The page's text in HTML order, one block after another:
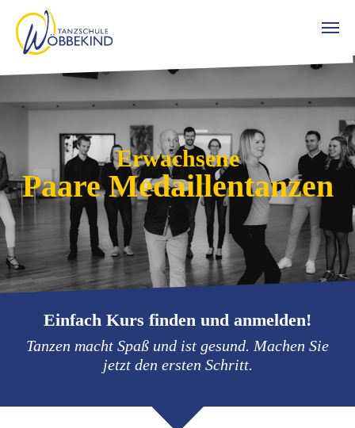
Erwachsene
Paare Medaillentanzen
Einfach Kurs finden und anmelden!
Tanzen macht Spaß und ist gesund. Machen Sie
jetzt den ersten Schritt.